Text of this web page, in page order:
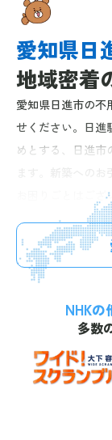
愛知県日
地域密着
愛知県日進市の不
せください。日進
めとする、日進市
ます。新築への
お困りごとはご
ウスクリーニン
もご提供。ファ
様々なお客様から
フが迅速丁寧に
お電話一本で最
系で、お見積り
い合わせください
NHK
多数